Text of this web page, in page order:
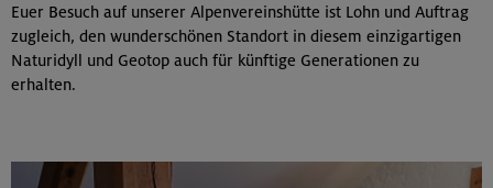
Euer Besuch auf unserer Alpenvereinshütte ist Lohn und Auftrag
zugleich, den wunderschönen Standort in diesem einzigartigen
Naturidyll und Geotop auch für künftige Generationen zu
erhalten.